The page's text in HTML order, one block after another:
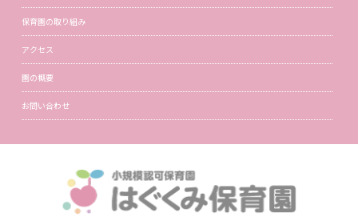
保育園の取り組み
アクセス
園の概要
お問い合わせ